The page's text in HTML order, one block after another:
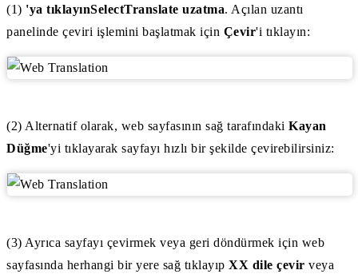
(1) 'ya tıklayınSelectTranslate uzatma. Açılan uzantı
panelinde çeviri işlemini başlatmak için Çevir'i tıklayın:
(2) Alternatif olarak, web sayfasının sağ tarafındaki Kayan
Düğme'yi tıklayarak sayfayı hızlı bir şekilde çevirebilirsiniz:
(3) Ayrıca sayfayı çevirmek veya geri döndürmek için web
sayfasında herhangi bir yere sağ tıklayıp XX dile çevir veya